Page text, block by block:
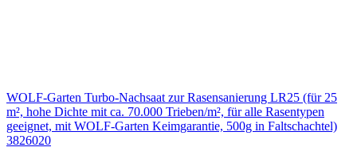
WOLF-Garten Turbo-Nachsaat zur Rasensanierung LR25 (für 25
m², hohe Dichte mit ca. 70.000 Trieben/m², für alle Rasentypen
geeignet, mit WOLF-Garten Keimgarantie, 500g in Faltschachtel)
3826020